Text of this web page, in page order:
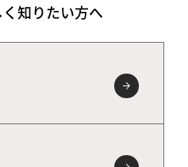
知りたい方へ